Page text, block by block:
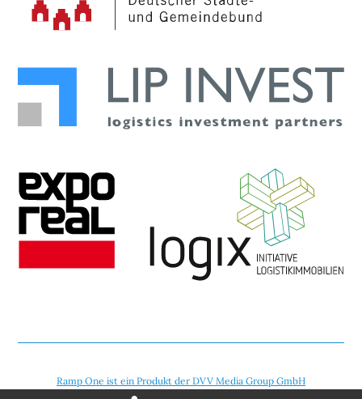
Ramp One ist ein Produkt der DVV Media Group GmbH